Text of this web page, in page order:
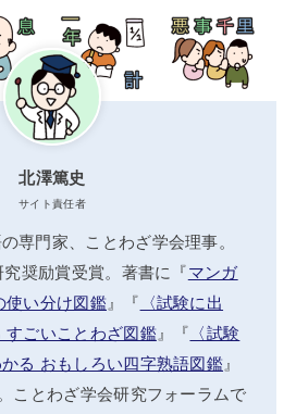
北澤篤史
サイト責任者
専門家、ことわざ学会理事。
奨励賞受賞。著書に『マンガ
使い分け図鑑』『 〈試験に出
すごいことわざ図鑑』『 〈試験
る おもしろい四字熟語図鑑 』
ことわざ学会研究フォーラムで